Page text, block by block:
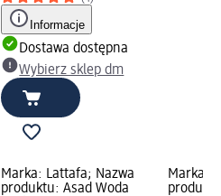
Informacje
Dostawa dostępna
Wybierz sklep dm
Marka: Lattafa; Nazwa
produktu: Asad Woda
Marka: